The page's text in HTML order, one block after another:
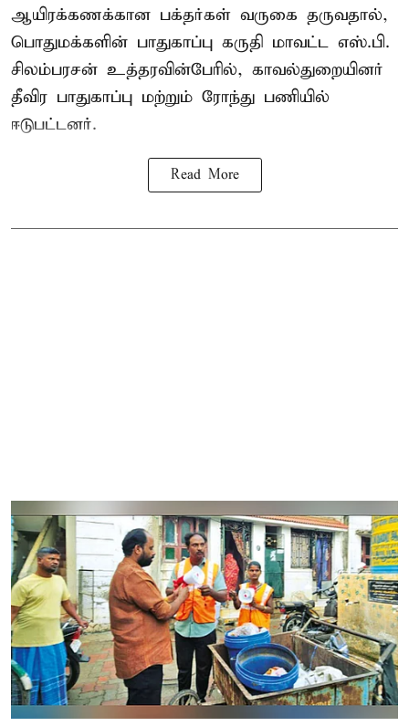
ஆயிரக்கணக்கான பக்தர்கள் வருகை தருவதால்,
பொதுமக்களின் பாதுகாப்பு கருதி மாவட்ட எஸ்.பி.
சிலம்பரசன் உத்தரவின்பேரில், காவல்துறையினர்
தீவிர பாதுகாப்பு மற்றும் ரோந்து பணியில்
ஈடுபட்டனர்.
Read More